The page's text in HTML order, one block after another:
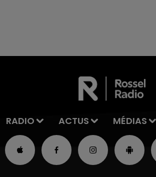
RADIO ACTUS MÉDIAS